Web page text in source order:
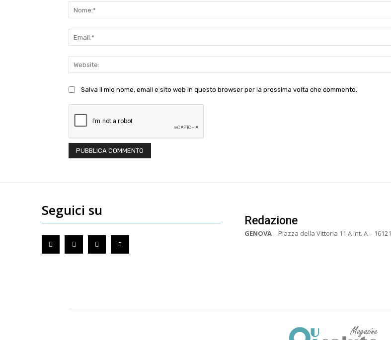
Salva il mio nome, email e sito web in questo browser per la prossima volta che commento.
Seguici su
Redazione
GENOVA– Piazza della Vittoria 11 A Int. A – 16121